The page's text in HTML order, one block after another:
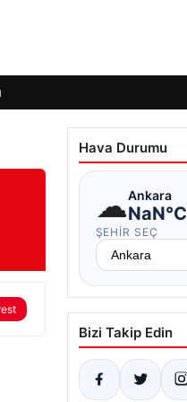
Hava Durumu
☁Ankara
NaN°C
ŞEHIR SEÇ
Bizi Takip Edin